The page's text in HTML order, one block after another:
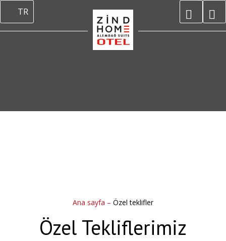
TR
Ana sayfa – Özel teklifler
Özel Tekliflerimiz